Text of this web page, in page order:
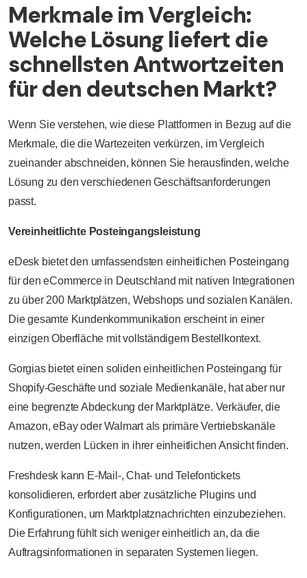
Merkmale im Vergleich:
Welche Lösung liefert die
schnellsten Antwortzeiten
für den deutschen Markt?
Wenn Sie verstehen, wie diese Plattformen in Bezug auf die
Merkmale, die die Wartezeiten verkürzen, im Vergleich
zueinander abschneiden, können Sie herausfinden, welche
Lösung zu den verschiedenen Geschäftsanforderungen
passt.
Vereinheitlichte Posteingangsleistung
eDesk bietet den umfassendsten einheitlichen Posteingang
für den eCommerce in Deutschland mit nativen Integrationen
zu über 200 Marktplätzen, Webshops und sozialen Kanälen.
Die gesamte Kundenkommunikation erscheint in einer
einzigen Oberfläche mit vollständigem Bestellkontext.
Gorgias bietet einen soliden einheitlichen Posteingang für
Shopify-Geschäfte und soziale Medienkanäle, hat aber nur
eine begrenzte Abdeckung der Marktplätze. Verkäufer, die
Amazon, eBay oder Walmart als primäre Vertriebskanäle
nutzen, werden Lücken in ihrer einheitlichen Ansicht finden.
Freshdesk kann E-Mail-, Chat- und Telefontickets
konsolidieren, erfordert aber zusätzliche Plugins und
Konfigurationen, um Marktplatznachrichten einzubeziehen.
Die Erfahrung fühlt sich weniger einheitlich an, da die
Auftragsinformationen in separaten Systemen liegen.